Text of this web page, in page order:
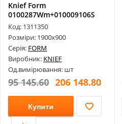
Knief Form
0100287Wm+010009106S
Окрема Акрилова Ванн...
Код: 1311350
Розміри: 1900х900
Серія: FORM
Виробник: KNIEF
Од.вимірювання: шт
95 145.60 206 148.80
Купити